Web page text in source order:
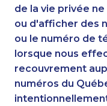
1-647-494-4324
1-647-350-5975
1-902-701-3550
1-587-328-6556
1-604-282-3653
1-514-788-7629
1-506-300-0086
de la vie privée
ou d'afficher des
ou le numéro de
lorsque nous
recouvrement
numéros du